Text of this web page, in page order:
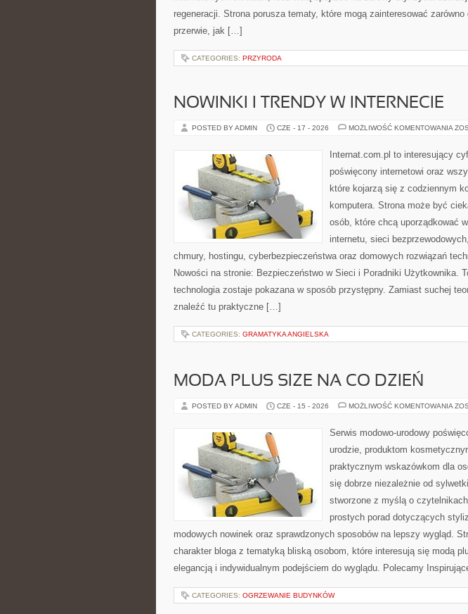
regeneracji. Strona porusza tematy, które mogą zainteresować
przerwie, jak […]
CATEGORIES: PRZYRODA
NOWINKI I TRENDY W INTERNECIE
POSTED BY ADMIN CZE - 17 - 2026 MOŻLIWOŚĆ KOMENTOWANIA
Internat.com.pl to interesujący
poświęcony internetowi oraz
które kojarzą się z codziennym
komputera. Strona może być
osób, które chcą uporządkować
internetu, sieci
chmury, hostingu, cyberbezpieczeństwa oraz domowych rozwiązań
Nowości na stronie: Bezpieczeństwo w Sieci i Poradniki Użytkownika.
technologia zostaje pokazana w sposób przystępny. Zamiast suchej
znaleźć tu praktyczne […]
CATEGORIES: GRAMATYKA ANGIELSKA
MODA PLUS SIZE NA CO DZIEŃ
POSTED BY ADMIN CZE - 15 - 2026 MOŻLIWOŚĆ KOMENTOWANIA
NA
CO
Serwis modowo-urodowy
urodzie, produktom
praktycznym wskazówkom dla
się dobrze niezależnie od
stworzone z myślą o
prostych porad dotyczących
modowych nowinek oraz sprawdzonych sposobów na lepszy wygląd.
charakter bloga z tematyką bliską osobom, które interesują się modą
elegancją i indywidualnym podejściem do wyglądu. Polecamy
CATEGORIES: OGRZEWANIE BUDYNKÓW